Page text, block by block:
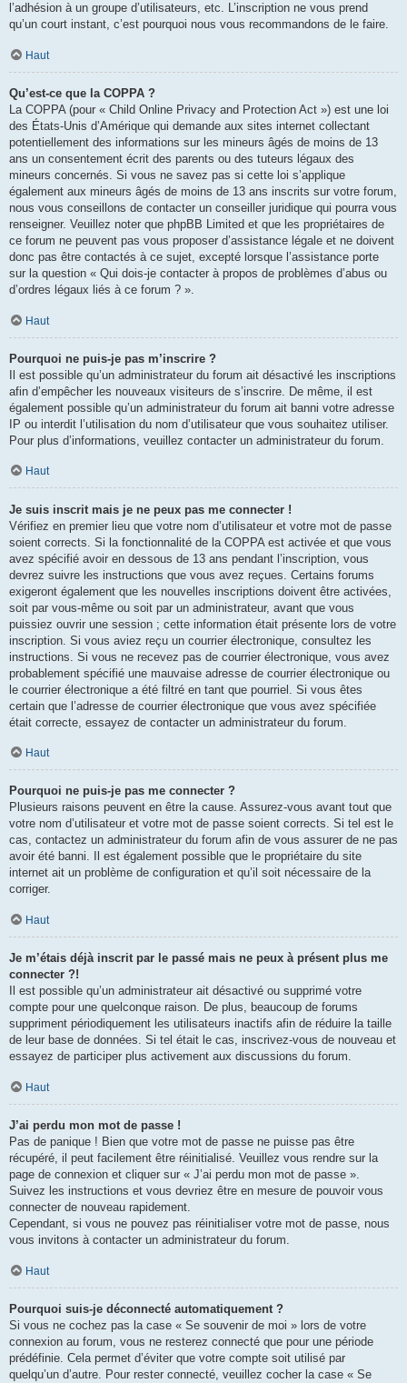
l’adhésion à un groupe d’utilisateurs, etc. L’inscription ne vous prend
qu’un court instant, c’est pourquoi nous vous recommandons de le faire.
Haut
Qu’est-ce que la COPPA ?
La COPPA (pour « Child Online Privacy and Protection Act ») est une loi
des États-Unis d’Amérique qui demande aux sites internet collectant
potentiellement des informations sur les mineurs âgés de moins de 13
ans un consentement écrit des parents ou des tuteurs légaux des
mineurs concernés. Si vous ne savez pas si cette loi s’applique
également aux mineurs âgés de moins de 13 ans inscrits sur votre forum,
nous vous conseillons de contacter un conseiller juridique qui pourra vous
renseigner. Veuillez noter que phpBB Limited et que les propriétaires de
ce forum ne peuvent pas vous proposer d’assistance légale et ne doivent
donc pas être contactés à ce sujet, excepté lorsque l’assistance porte
sur la question « Qui dois-je contacter à propos de problèmes d’abus ou
d’ordres légaux liés à ce forum ? ».
Haut
Pourquoi ne puis-je pas m’inscrire ?
Il est possible qu’un administrateur du forum ait désactivé les inscriptions
afin d’empêcher les nouveaux visiteurs de s’inscrire. De même, il est
également possible qu’un administrateur du forum ait banni votre adresse
IP ou interdit l’utilisation du nom d’utilisateur que vous souhaitez utiliser.
Pour plus d’informations, veuillez contacter un administrateur du forum.
Haut
Je suis inscrit mais je ne peux pas me connecter !
Vérifiez en premier lieu que votre nom d’utilisateur et votre mot de passe
soient corrects. Si la fonctionnalité de la COPPA est activée et que vous
avez spécifié avoir en dessous de 13 ans pendant l’inscription, vous
devrez suivre les instructions que vous avez reçues. Certains forums
exigeront également que les nouvelles inscriptions doivent être activées,
soit par vous-même ou soit par un administrateur, avant que vous
puissiez ouvrir une session ; cette information était présente lors de votre
inscription. Si vous aviez reçu un courrier électronique, consultez les
instructions. Si vous ne recevez pas de courrier électronique, vous avez
probablement spécifié une mauvaise adresse de courrier électronique ou
le courrier électronique a été filtré en tant que pourriel. Si vous êtes
certain que l’adresse de courrier électronique que vous avez spécifiée
était correcte, essayez de contacter un administrateur du forum.
Haut
Pourquoi ne puis-je pas me connecter ?
Plusieurs raisons peuvent en être la cause. Assurez-vous avant tout que
votre nom d’utilisateur et votre mot de passe soient corrects. Si tel est le
cas, contactez un administrateur du forum afin de vous assurer de ne pas
avoir été banni. Il est également possible que le propriétaire du site
internet ait un problème de configuration et qu’il soit nécessaire de la
corriger.
Haut
Je m’étais déjà inscrit par le passé mais ne peux à présent plus me
connecter ?!
Il est possible qu’un administrateur ait désactivé ou supprimé votre
compte pour une quelconque raison. De plus, beaucoup de forums
suppriment périodiquement les utilisateurs inactifs afin de réduire la taille
de leur base de données. Si tel était le cas, inscrivez-vous de nouveau et
essayez de participer plus activement aux discussions du forum.
Haut
J’ai perdu mon mot de passe !
Pas de panique ! Bien que votre mot de passe ne puisse pas être
récupéré, il peut facilement être réinitialisé. Veuillez vous rendre sur la
page de connexion et cliquer sur « J’ai perdu mon mot de passe ».
Suivez les instructions et vous devriez être en mesure de pouvoir vous
connecter de nouveau rapidement.
Cependant, si vous ne pouvez pas réinitialiser votre mot de passe, nous
vous invitons à contacter un administrateur du forum.
Haut
Pourquoi suis-je déconnecté automatiquement ?
Si vous ne cochez pas la case « Se souvenir de moi » lors de votre
connexion au forum, vous ne resterez connecté que pour une période
prédéfinie. Cela permet d’éviter que votre compte soit utilisé par
quelqu’un d’autre. Pour rester connecté, veuillez cocher la case « Se